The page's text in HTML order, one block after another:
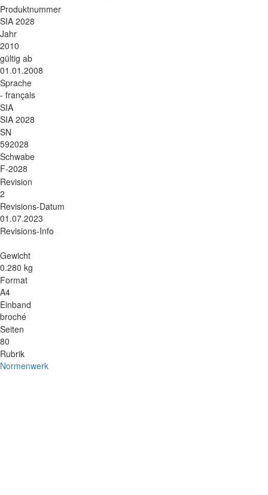
Produktnummer
SIA 2028
Jahr
2010
gültig ab
01.01.2008
Sprache
- français
SIA
SIA 2028
SN
592028
Schwabe
F-2028
Revision
2
Revisions-Datum
01.07.2023
Revisions-Info
Gewicht
0.280 kg
Format
A4
Einband
broché
Seiten
80
Rubrik
Normenwerk